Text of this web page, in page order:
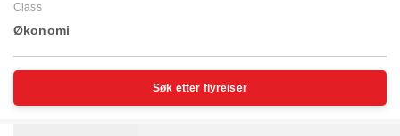
Class
Økonomi
Søk etter flyreiser